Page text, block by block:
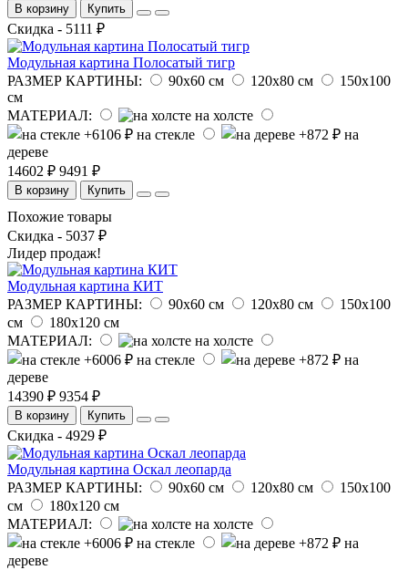
В корзину Купить
Скидка - 5111 ₽
Модульная картина Полосатый тигр
РАЗМЕР КАРТИНЫ:
90х60 см 120х80 см
150х100
см
МАТЕРИАЛ:
на холсте
на стекле
на
дереве
14602 ₽ 9491 ₽
В корзину Купить
Похожие товары
Скидка - 5037 ₽
Лидер продаж!
Модульная картина КИТ
РАЗМЕР КАРТИНЫ:
90х60 см 120х80 см
150х100
см
180х120 см
МАТЕРИАЛ:
на холсте
на стекле
на
дереве
14390 ₽ 9354 ₽
В корзину Купить
Скидка - 4929 ₽
Модульная картина Оскал леопарда
РАЗМЕР КАРТИНЫ:
90х60 см 120х80 см
150х100
см
180х120 см
МАТЕРИАЛ:
на холсте
на стекле
на
дереве